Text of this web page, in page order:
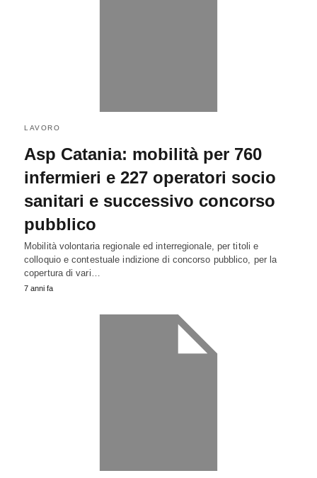
LAVORO
Asp Catania: mobilità per 760
infermieri e 227 operatori socio
sanitari e successivo concorso
pubblico
Mobilità volontaria regionale ed interregionale, per titoli e
colloquio e contestuale indizione di concorso pubblico, per la
copertura di vari…
7 anni fa